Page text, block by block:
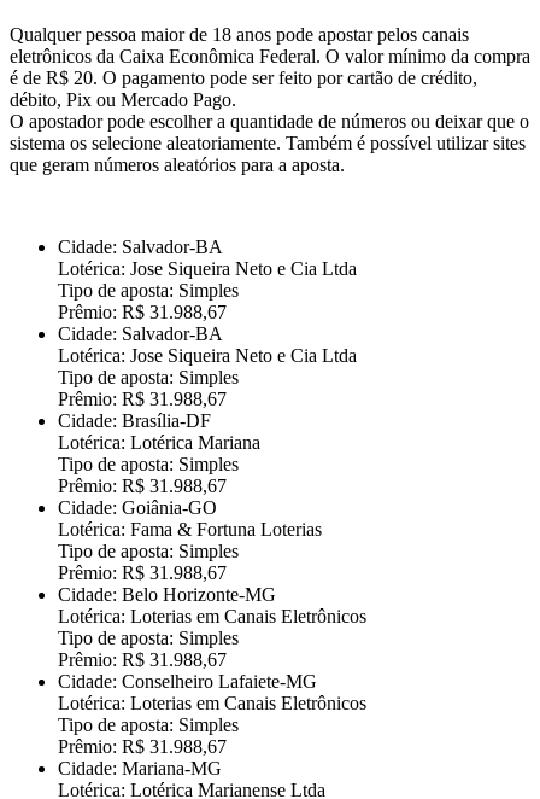
Qualquer pessoa maior de 18 anos pode apostar pelos canais
eletrônicos da Caixa Econômica Federal. O valor mínimo da compra
é de R$ 20. O pagamento pode ser feito por cartão de crédito,
débito, Pix ou Mercado Pago.
O apostador pode escolher a quantidade de números ou deixar que o
sistema os selecione aleatoriamente. Também é possível utilizar sites
que geram números aleatórios para a aposta.
Cidade: Salvador-BA
Lotérica: Jose Siqueira Neto e Cia Ltda
Tipo de aposta: Simples
Prêmio: R$ 31.988,67
Cidade: Salvador-BA
Lotérica: Jose Siqueira Neto e Cia Ltda
Tipo de aposta: Simples
Prêmio: R$ 31.988,67
Cidade: Brasília-DF
Lotérica: Lotérica Mariana
Tipo de aposta: Simples
Prêmio: R$ 31.988,67
Cidade: Goiânia-GO
Lotérica: Fama & Fortuna Loterias
Tipo de aposta: Simples
Prêmio: R$ 31.988,67
Cidade: Belo Horizonte-MG
Lotérica: Loterias em Canais Eletrônicos
Tipo de aposta: Simples
Prêmio: R$ 31.988,67
Cidade: Conselheiro Lafaiete-MG
Lotérica: Loterias em Canais Eletrônicos
Tipo de aposta: Simples
Prêmio: R$ 31.988,67
Cidade: Mariana-MG
Lotérica: Lotérica Marianense Ltda